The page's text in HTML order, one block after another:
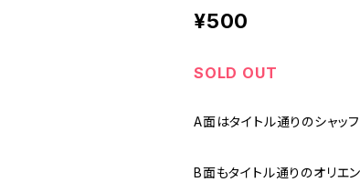
¥500
SOLD OUT
A面はタイトル通りのシャッ
B面もタイトル通りのオリエ